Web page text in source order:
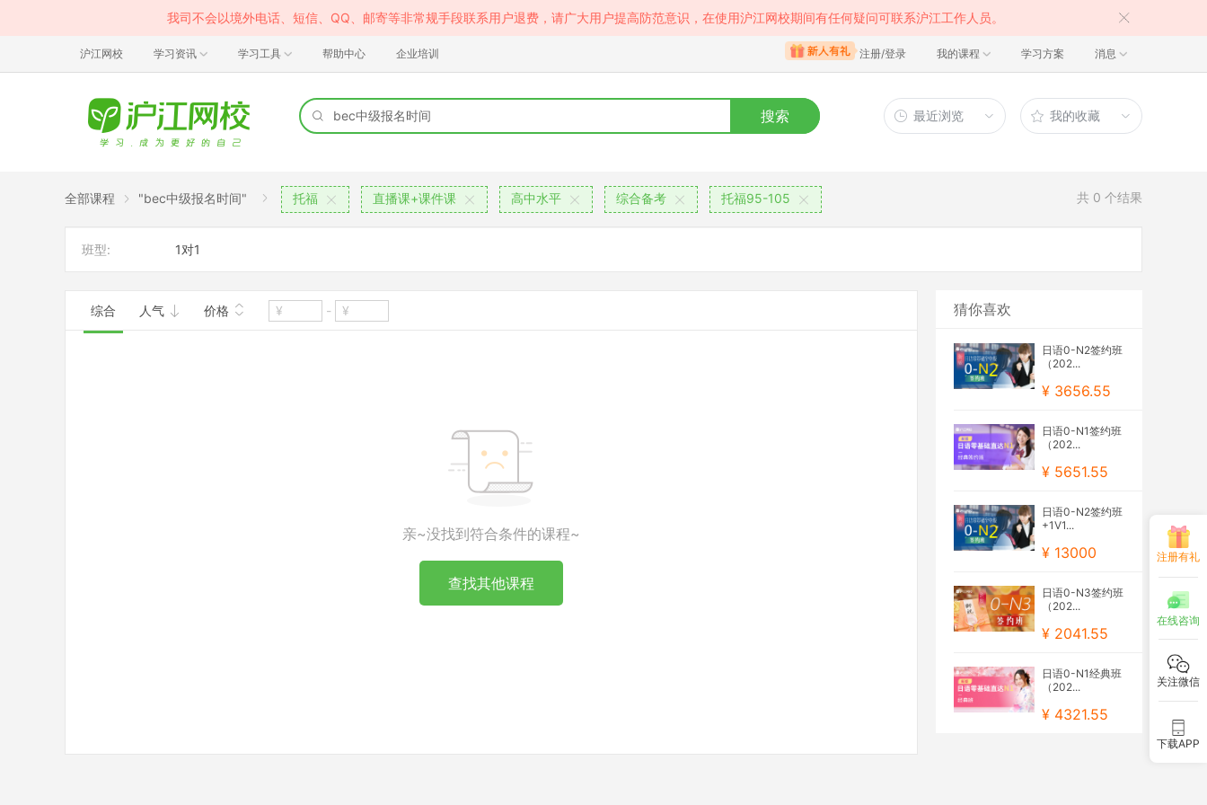
我司不会以境外电话、短信、QQ、邮寄等非常规手段联系用户退费，请广大用户提高防范意识，在使用沪江网校期间有任何疑问可联系沪江工作人员。
沪江网校 学习资讯 学习工具 帮助中心 企业培训 注册/登录 我的课程 学习方案 消息
搜索 最近浏览 我的收藏
全部课程 "bec中级报名时间" 托福 直播课+课件课 高中水平 综合备考 托福95-105 共 0 个结果
班型: 1对1
综合 人气 价格 -
亲~没找到符合条件的课程~
查找其他课程
猜你喜欢
日语0-N2签约班
（202...
¥ 3656.55
日语0-N1签约班
（202...
¥ 5651.55
日语0-N2签约班
+1V1...
¥ 13000
日语0-N3签约班
（202...
¥ 2041.55
日语0-N1经典班
（202...
¥ 4321.55
注册有礼
在线咨询
关注微信
下载APP